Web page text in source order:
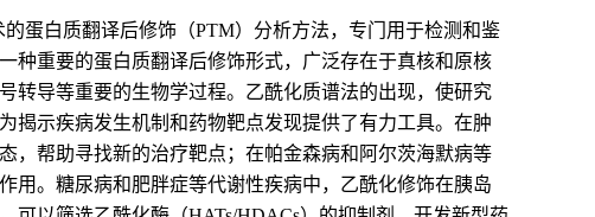
的蛋白质翻译后修饰（PTM）分析方法，专门用于检测和鉴
种重要的蛋白质翻译后修饰形式，广泛存在于真核和原核
转导等重要的生物学过程。乙酰化质谱法的出现，使研究
揭示疾病发生机制和药物靶点发现提供了有力工具。在肿
，帮助寻找新的治疗靶点；在帕金森病和阿尔茨海默病等
用。糖尿病和肥胖症等代谢性疾病中，乙酰化修饰在胰岛